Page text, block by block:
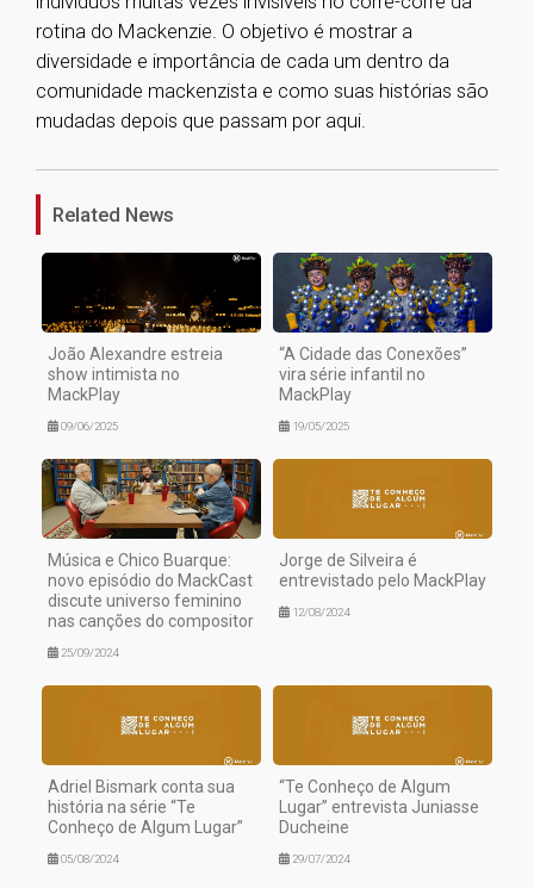
rotina do Mackenzie. O objetivo é mostrar a
diversidade e importância de cada um dentro da
comunidade mackenzista e como suas histórias são
mudadas depois que passam por aqui.
1
Related News
João Alexandre estreia
show intimista no
MackPlay
09/06/2025
“A Cidade das Conexões”
vira série infantil no
MackPlay
19/05/2025
Música e Chico Buarque:
novo episódio do MackCast
discute universo feminino
nas canções do compositor
25/09/2024
Jorge de Silveira é
entrevistado pelo MackPlay
12/08/2024
Adriel Bismark conta sua
história na série “Te
Conheço de Algum Lugar”
05/08/2024
“Te Conheço de Algum
Lugar” entrevista Juniasse
Ducheine
29/07/2024